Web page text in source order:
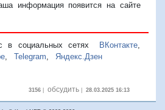
информация появится на сайте
в социальных сетях ВКонтакте,
, Telegram, Яндекс.Дзен
3156| обсудить| 28.03.2025 16:13